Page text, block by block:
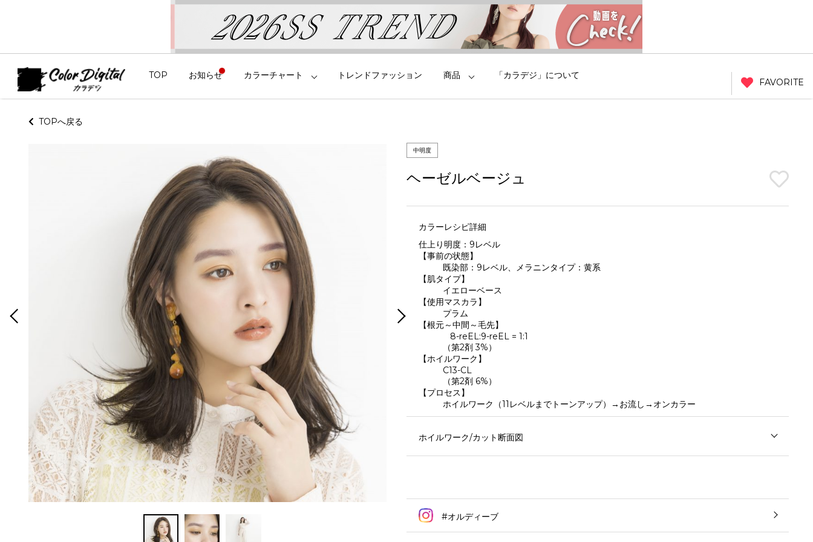
TOP お知らせ カラーチャート トレンドファッション 商品 「カラデジ」について
FAVORITE
TOPへ戻る
中明度
ヘーゼルベージュ
カラーレシピ詳細
仕上り明度： 9レベル
【事前の状態】
既染部： 9レベル、メラニンタイプ：黄系
【肌タイプ】
イエローベース
【使用マスカラ】
プラム
【根元～中間～毛先】
8-reEL:9-reEL = 1:1
（第2剤 3%）
【ホイルワーク】
C13-CL
（第2剤 6%）
【プロセス】
ホイルワーク（11レベルまでトーンアップ）→お流し→オンカラー
ホイルワーク/カット断面図
#オルディーブ